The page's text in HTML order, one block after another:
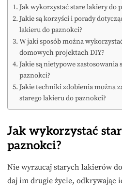
Jak wykorzystać stare lakiery do
Jakie są korzyści i porady
lakieru do paznokci?
W jaki sposób można
domowych projektach DIY?
Jakie są nietypowe zastosowania
paznokci?
Jakie techniki zdobienia można
starego lakieru do paznokci?
Jak wykorzystać
paznokci?
Nie wyrzucaj starych lakierów
daj im drugie życie, odkrywając